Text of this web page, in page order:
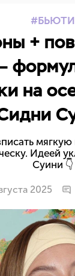
БЬЮТИ
+
на
мягкую
Идеей
Суини 👇
2025